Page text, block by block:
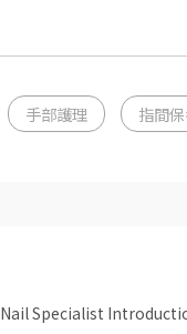
手部護理 指間
Nail Specialist